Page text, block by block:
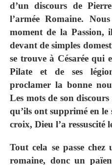
d’un discours de
l’armée Romaine.
moment de la Passion,
devant de simples
se trouve à Césarée qui
Pilate et de ses
proclamer la bonne
Les mots de son
qu’ils ont supprimé en
croix, Dieu l’a ressuscité
Tout cela se passe
romaine, donc un